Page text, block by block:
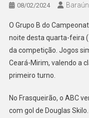
08/02/2024
O Grupo B do
noite desta quarta-feira
da competição. Jogos
Ceará-Mirim, valendo a
primeiro turno.
No Frasqueirão, o ABC
com gol de Douglas